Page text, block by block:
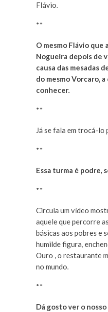
Flávio.
**
O mesmo Flávio que
Nogueira depois de
causa das mesadas
do mesmo Vorcaro,
conhecer.
**
Já se fala em trocá-lo
**
Essa turma é podre,
**
Circula um vídeo
aquele que percorre
básicas aos pobres e
humilde figura,
Ouro , o restaurante
no mundo.
**
Dá gosto ver o